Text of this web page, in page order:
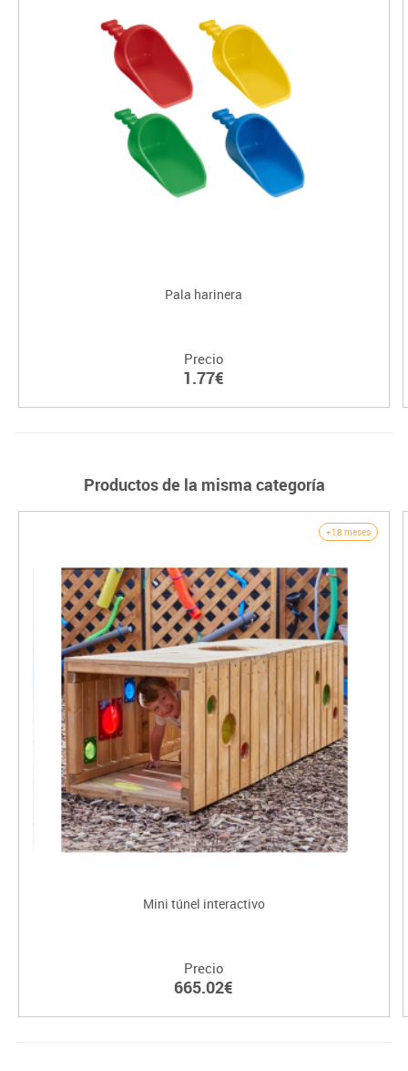
Pala harinera
Precio
1.77€
Productos de la misma categoría
+18 meses
Mini túnel interactivo
Precio
665.02€